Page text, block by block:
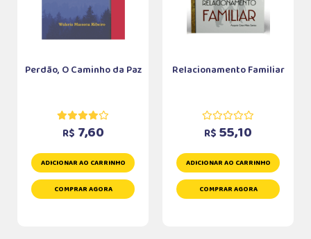
Perdão, O Caminho da Paz
R$ 7,60
ADICIONAR AO CARRINHO
COMPRAR AGORA
Relacionamento Familiar
R$ 55,10
ADICIONAR AO CARRINHO
COMPRAR AGORA